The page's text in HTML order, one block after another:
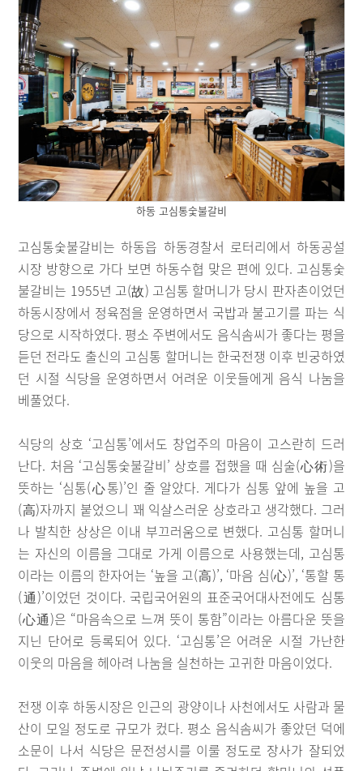
하동 고심통숯불갈비
고심통숯불갈비는 하동읍 하동경찰서 로터리에서 하동공설
시장 방향으로 가다 보면 하동수협 맞은 편에 있다. 고심통숯
불갈비는 1955년 고(故) 고심통 할머니가 당시 판자촌이었던
하동시장에서 정육점을 운영하면서 국밥과 불고기를 파는 식
당으로 시작하였다. 평소 주변에서도 음식솜씨가 좋다는 평을
듣던 전라도 출신의 고심통 할머니는 한국전쟁 이후 빈궁하였
던 시절 식당을 운영하면서 어려운 이웃들에게 음식 나눔을
베풀었다.
식당의 상호 ‘고심통’에서도 창업주의 마음이 고스란히 드러
난다. 처음 ‘고심통숯불갈비’ 상호를 접했을 때 심술(心術)을
뜻하는 ‘심통(心통)’인 줄 알았다. 게다가 심통 앞에 높을 고
(高)자까지 붙었으니 꽤 익살스러운 상호라고 생각했다. 그러
나 발칙한 상상은 이내 부끄러움으로 변했다. 고심통 할머니
는 자신의 이름을 그대로 가게 이름으로 사용했는데, 고심통
이라는 이름의 한자어는 ‘높을 고(高)’, ‘마음 심(心)’, ‘통할 통
(通)’이었던 것이다. 국립국어원의 표준국어대사전에도 심통
(心通)은 “마음속으로 느껴 뜻이 통함”이라는 아름다운 뜻을
지닌 단어로 등록되어 있다. ‘고심통’은 어려운 시절 가난한
이웃의 마음을 헤아려 나눔을 실천하는 고귀한 마음이었다.
전쟁 이후 하동시장은 인근의 광양이나 사천에서도 사람과 물
산이 모일 정도로 규모가 컸다. 평소 음식솜씨가 좋았던 덕에
소문이 나서 식당은 문전성시를 이룰 정도로 장사가 잘되었